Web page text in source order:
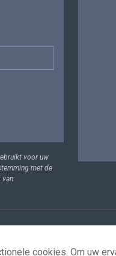
voor uw
met de
van
cookies. Om uw